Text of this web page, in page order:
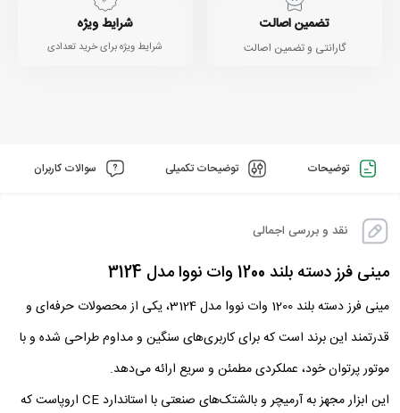
تضمین اصالت
گارانتی و تضمین اصالت
شرایط ویژه
شرایط ویژه برای خرید تعدادی
توضیحات توضیحات تکمیلی سوالات کاربران
نقد و بررسی اجمالی
مینی فرز دسته بلند 1200 وات نووا مدل 3124
مینی فرز دسته بلند 1200 وات نووا مدل 3124، یکی از محصولات حرفه‌ای و
قدرتمند این برند است که برای کاربری‌های سنگین و مداوم طراحی شده و با
موتور پرتوان خود، عملکردی مطمئن و سریع ارائه می‌دهد.
این ابزار مجهز به آرمیچر و بالشتک‌های صنعتی با استاندارد CE اروپاست که